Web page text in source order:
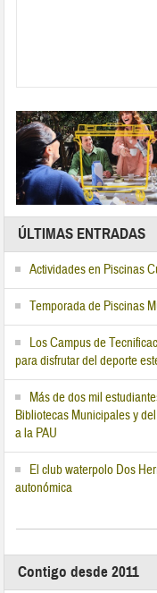
ÚLTIMAS ENTRADAS
Actividades en Piscinas
Temporada de Piscinas
Los Campus de
para disfrutar del deporte
Más de dos mil
Bibliotecas Municipales y
a la PAU
El club waterpolo Dos
autonómica
Contigo desde 2011